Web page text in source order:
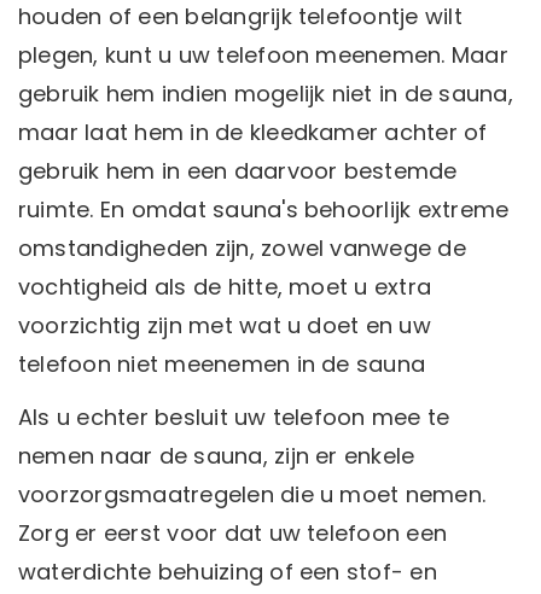
houden of een belangrijk telefoontje wilt
plegen, kunt u uw telefoon meenemen. Maar
gebruik hem indien mogelijk niet in de sauna,
maar laat hem in de kleedkamer achter of
gebruik hem in een daarvoor bestemde
ruimte. En omdat sauna's behoorlijk extreme
omstandigheden zijn, zowel vanwege de
vochtigheid als de hitte, moet u extra
voorzichtig zijn met wat u doet en uw
telefoon niet meenemen in de sauna
Als u echter besluit uw telefoon mee te
nemen naar de sauna, zijn er enkele
voorzorgsmaatregelen die u moet nemen.
Zorg er eerst voor dat uw telefoon een
waterdichte behuizing of een stof- en